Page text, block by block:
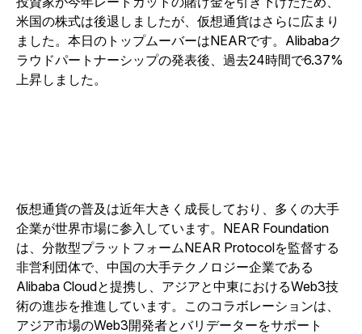
米国の株式は後退しましたが、仮想通貨はさらに広まり
ました。本日のトップムーバーはNEARです。Alibabaク
ラウドパートナーシップの発表後、過去24時間で6.37%
上昇しました。
仮想通貨の普及は近年大きく成長しており、多くの大手
企業が世界市場に参入しています。NEAR Foundation
は、分散型プラットフォームNEAR Protocolを監督する
非営利団体で、中国の大手テクノロジー企業である
Alibaba Cloudと提携し、アジアと中東におけるWeb3技
術の進歩を推進しています。このコラボレーションは、
アジア市場のWeb3開発者とバリデーターをサポート